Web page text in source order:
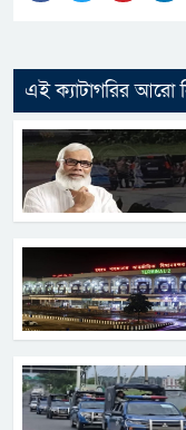
এই ক্যাটাগরির আরো